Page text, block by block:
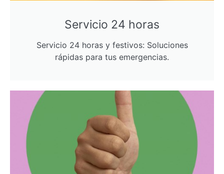
Servicio 24 horas
Servicio 24 horas y festivos: Soluciones
rápidas para tus emergencias.